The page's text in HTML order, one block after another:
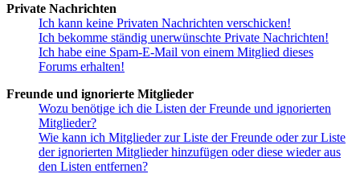
Private Nachrichten
Ich kann keine Privaten Nachrichten verschicken!
Ich bekomme ständig unerwünschte Private Nachrichten!
Ich habe eine Spam-E-Mail von einem Mitglied dieses
Forums erhalten!
Freunde und ignorierte Mitglieder
Wozu benötige ich die Listen der Freunde und ignorierten
Mitglieder?
Wie kann ich Mitglieder zur Liste der Freunde oder zur Liste
der ignorierten Mitglieder hinzufügen oder diese wieder aus
den Listen entfernen?